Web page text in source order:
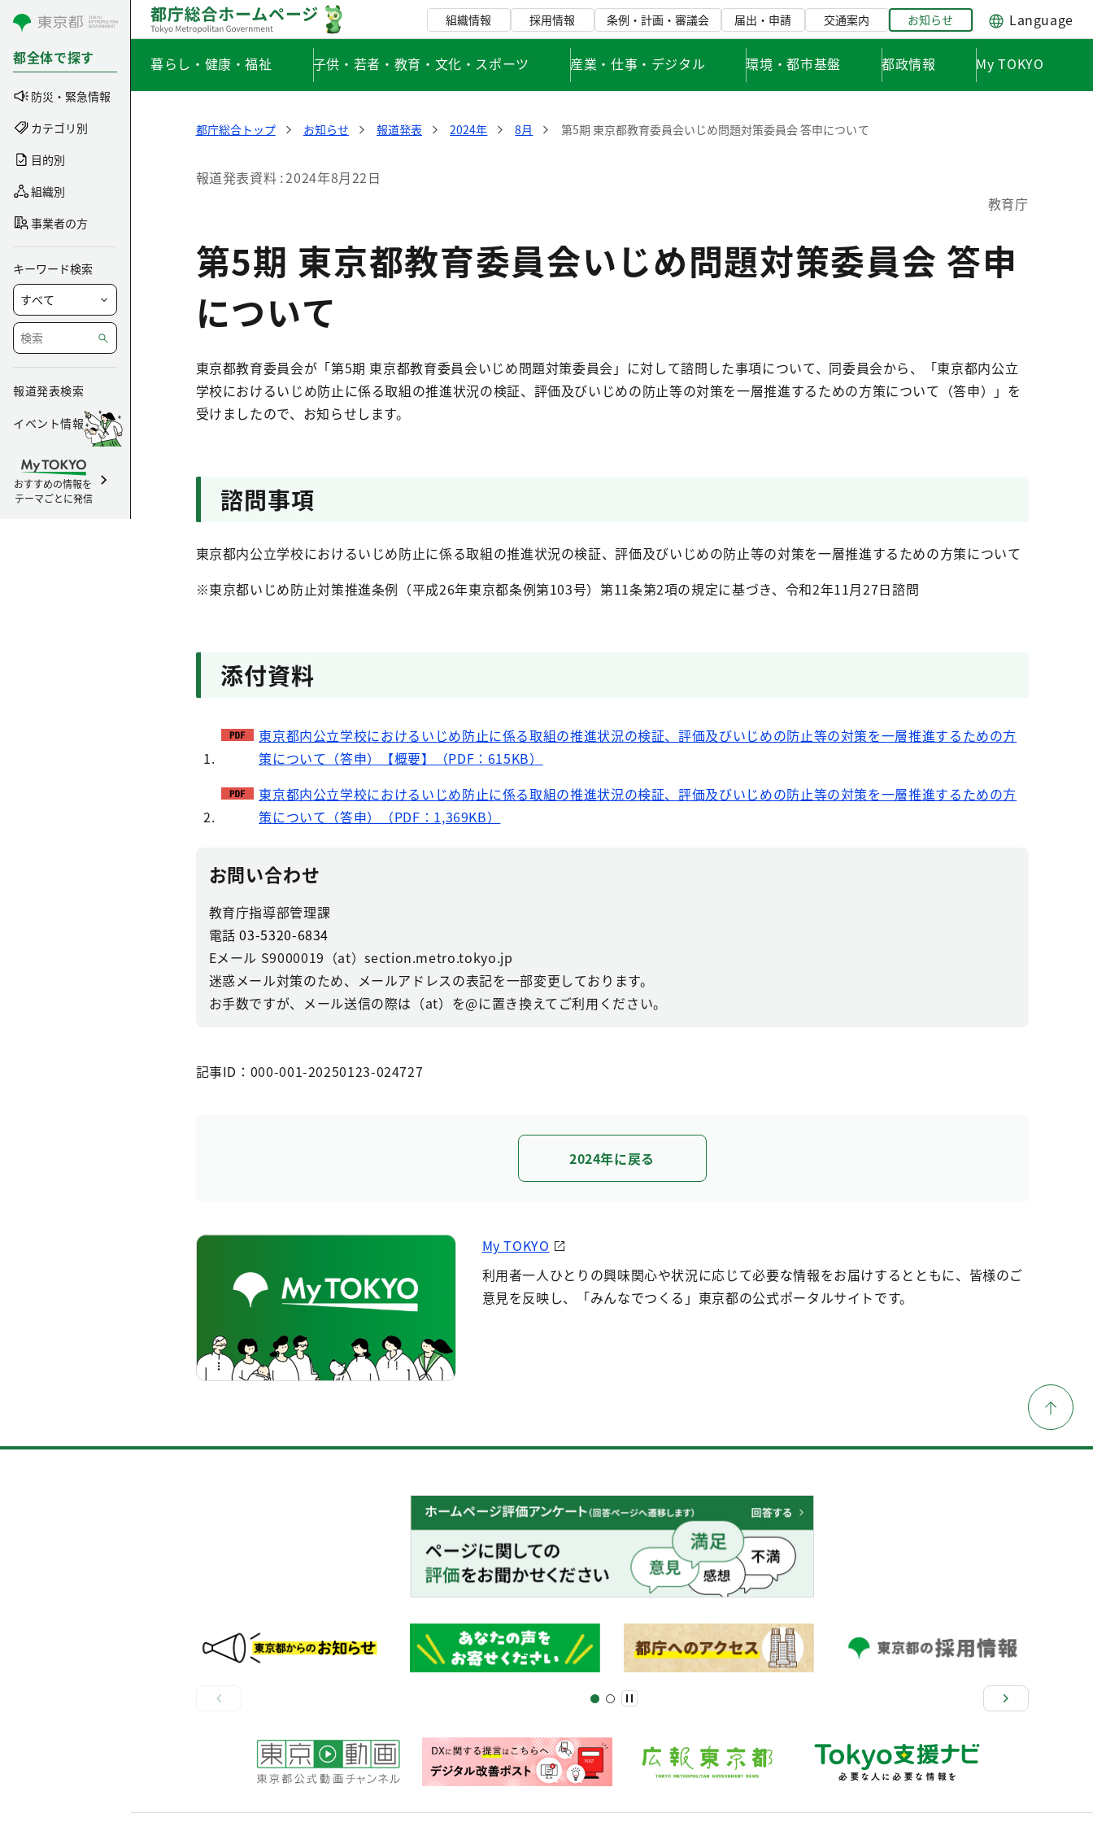
コンテンツにスキップ
都全体で探す
防災・緊急情報
カテゴリ別
目的別
組織別
事業者の方
キーワード検索
報道発表検索
イベント情報
おすすめの情報を
テーマごとに発信
組織情報 採用情報 条例・計画・審議会 届出・申請 交通案内 お知らせ Language
暮らし・健康・福祉 子供・若者・教育・文化・スポーツ 産業・仕事・デジタル 環境・都市基盤 都政情報 My TOKYO
都庁総合トップ お知らせ 報道発表 2024年 8月 第5期 東京都教育委員会いじめ問題対策委員会 答申について
報道発表資料 2024年8月22日
教育庁
第5期 東京都教育委員会いじめ問題対策委員会 答申
について
東京都教育委員会が「第5期 東京都教育委員会いじめ問題対策委員会」に対して諮問した事項について、同委員会から、「東京都内公立
学校におけるいじめ防止に係る取組の推進状況の検証、評価及びいじめの防止等の対策を一層推進するための方策について（答申）」を
受けましたので、お知らせします。
諮問事項
東京都内公立学校におけるいじめ防止に係る取組の推進状況の検証、評価及びいじめの防止等の対策を一層推進するための方策について
※東京都いじめ防止対策推進条例（平成26年東京都条例第103号）第11条第2項の規定に基づき、令和2年11月27日諮問
添付資料
東京都内公立学校におけるいじめ防止に係る取組の推進状況の検証、評価及びいじめの防止等の対策を一層推進するための方
策について（答申）【概要】（PDF：615KB）
東京都内公立学校におけるいじめ防止に係る取組の推進状況の検証、評価及びいじめの防止等の対策を一層推進するための方
策について（答申）（PDF：1,369KB）
お問い合わせ
教育庁指導部管理課
電話03-5320-6834
Eメール S9000019（at）section.metro.tokyo.jp
迷惑メール対策のため、メールアドレスの表記を一部変更しております。
お手数ですが、メール送信の際は（at）を@に置き換えてご利用ください。
記事ID：000-001-20250123-024727
2024年に戻る
My TOKYO
利用者一人ひとりの興味関心や状況に応じて必要な情報をお届けするとともに、皆様のご
意見を反映し、「みんなでつくる」東京都の公式ポータルサイトです。